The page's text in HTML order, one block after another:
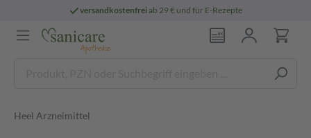
versandkostenfreiab 29 € und für E-Rezepte
Heel Arzneimittel